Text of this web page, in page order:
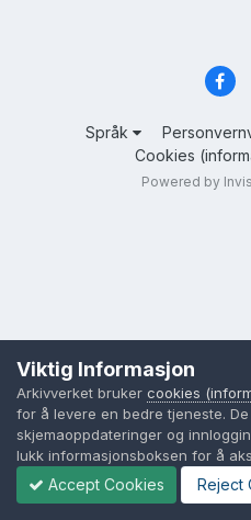
Språk
Cookies
Powered by
Viktig Informasjon
Arkivverket bruker cookies
for å levere en bedre tjeneste.
skjemaoppdateringer og
lukk informasjonsboksen for å
Accept Cookies Reject